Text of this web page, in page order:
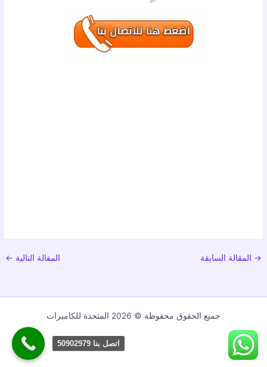
→ المقالة السابقة المقالة التالية ←
جميع الحقوق محفوظة © 2026 المتحدة للكاميرات
اتصل بنا 50902979